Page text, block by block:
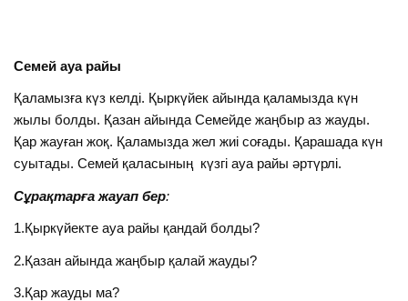
Семей ауа райы
Қаламызға күз келді. Қыркүйек айында қаламызда күн
жылы болды. Қазан айында Семейде жаңбыр аз жауды.
Қар жауған жоқ. Қаламызда жел жиі соғады. Қарашада күн
суытады. Семей қаласының күзгі ауа райы әртүрлі.
Сұрақтарға жауап бер:
1.Қыркүйекте ауа райы қандай болды?
2.Қазан айында жаңбыр қалай жауды?
3.Қар жауды ма?